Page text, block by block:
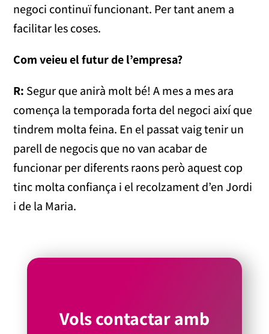
negoci continuï funcionant. Per tant anem a
facilitar les coses.
Com veieu el futur de l’empresa?
R: Segur que anirà molt bé! A mes a mes ara
comença la temporada forta del negoci així que
tindrem molta feina. En el passat vaig tenir un
parell de negocis que no van acabar de
funcionar per diferents raons però aquest cop
tinc molta confiança i el recolzament d’en Jordi
i de la Maria.
Vols contactar amb